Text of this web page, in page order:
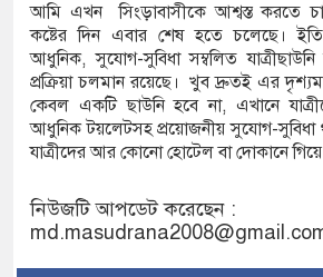
আমি এখন সিংড়াবাসীকে আশ্বস্ত করতে
কষ্টের দিন এবার শেষ হতে চলেছে।
আধুনিক, সুযোগ-সুবিধা সম্বলিত যাত্রীছাউনি
প্রক্রিয়া চলমান রয়েছে। খুব দ্রুতই এর
কেবল একটি ছাউনি হবে না, এখানে
আধুনিক টয়লেটসহ প্রয়োজনীয় সুযোগ-সুবিধা
যাত্রীদের আর কোনো হোটেল বা দোকানে
নিউজটি আপডেট করেছেন :